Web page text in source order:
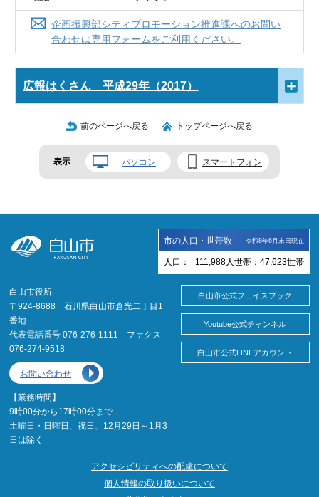
企画振興部シティプロモーション推進課へのお問い
合わせは専用フォームをご利用ください。
広報はくさん 平成29年（2017）
前のページへ戻る トップページへ戻る
表示 パソコン スマートフォン
市の人口・世帯数 令和8年6月末日現在
人口： 111,988 人 世帯： 47,623世帯
白山市役所
〒924-8688 石川県白山市倉光二丁目1
番地
代表電話番号 076-276-1111 ファクス
076-274-9518
お問い合わせ
【業務時間】
9時00分から17時00分まで
土曜日・日曜日、祝日、12月29日～1月3
日は除く
白山市公式フェイスブック
Youtube公式チャンネル
白山市公式LINEアカウント
アクセシビリティへの配慮について
個人情報の取り扱いについて